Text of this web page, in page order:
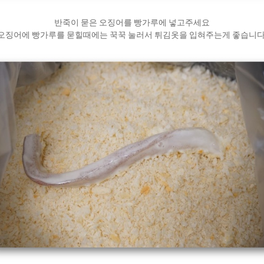
반죽이 묻은 오징어를 빵가루에 넣고주세요
징어에 빵가루를 묻힐때에는 꾹꾹 눌러서 튀김옷을 입혀주는게 좋습니